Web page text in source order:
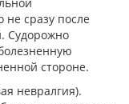
не сразу после
Судорожно
стороне.
невралгия).